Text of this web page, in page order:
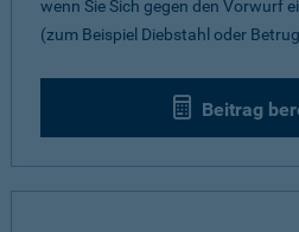
wenn Sie Sich gegen den Vorwurf
(zum Beispiel Diebstahl oder
Beitrag